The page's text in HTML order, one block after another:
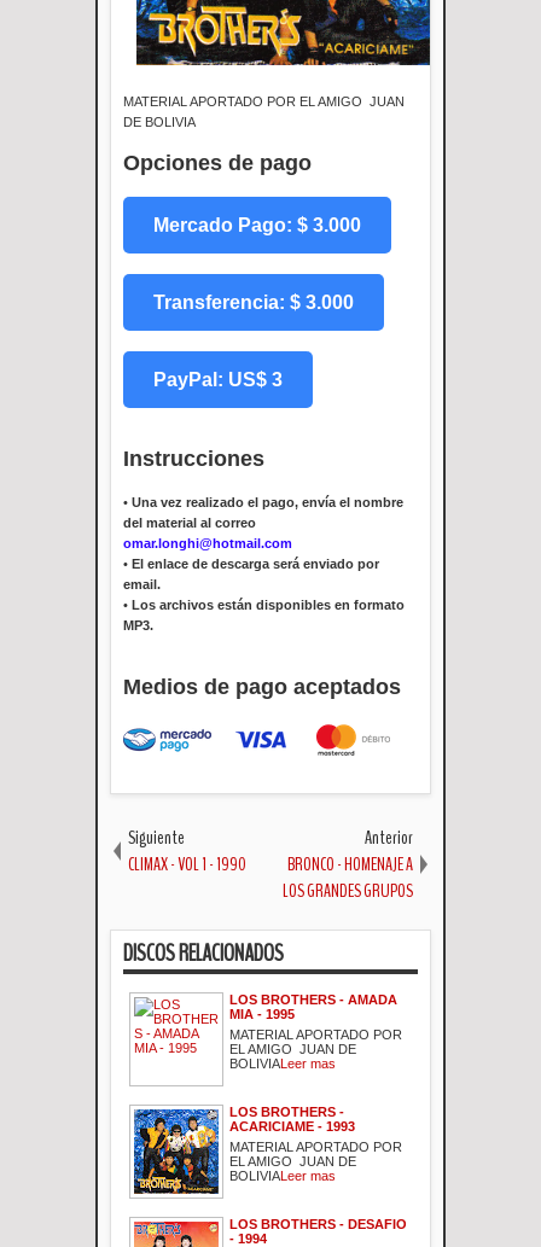
MATERIAL APORTADO POR EL AMIGO JUAN
DE BOLIVIA
Opciones de pago
Mercado Pago: $ 3.000
Transferencia: $ 3.000
PayPal: US$ 3
Instrucciones
• Una vez realizado el pago, envía el nombre
del material al correo
omar.longhi@hotmail.com
• El enlace de descarga será enviado por
email.
• Los archivos están disponibles en formato
MP3.
Medios de pago aceptados
Siguiente
CLIMAX - VOL 1 - 1990
Anterior
BRONCO - HOMENAJE A
LOS GRANDES GRUPOS
DISCOS RELACIONADOS
LOS BROTHERS - AMADA
MIA - 1995
MATERIAL APORTADO POR
EL AMIGO JUAN DE
BOLIVIA Leer mas
LOS BROTHERS -
ACARICIAME - 1993
MATERIAL APORTADO POR
EL AMIGO JUAN DE
BOLIVIA Leer mas
LOS BROTHERS - DESAFIO
- 1994